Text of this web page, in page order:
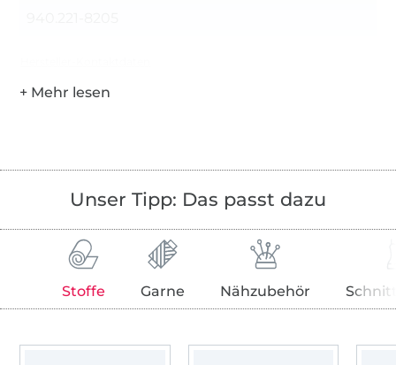
Unser Tipp: Das passt dazu
Stoffe Garne Nähzubehör